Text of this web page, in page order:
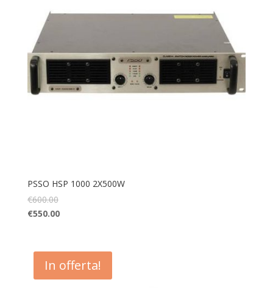
PSSO HSP 1000 2X500W
€600.00
€550.00
In offerta!